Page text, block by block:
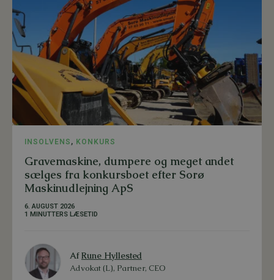
INSOLVENS , KONKURS
Gravemaskine, dumpere og meget andet
sælges fra konkursboet efter Sorø
Maskinudlejning ApS
6. AUGUST 2026
1 MINUTTERS LÆSETID
AfRune Hyllested
Advokat (L), Partner, CEO